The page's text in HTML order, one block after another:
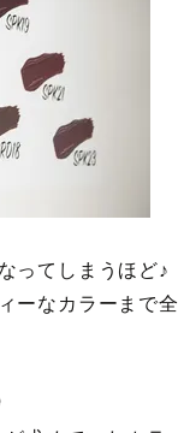
ってしまうほど♪
ーなカラーまで全